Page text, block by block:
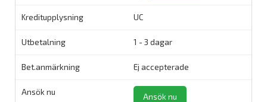
UC
1 - 3 dagar
Ej accepterade
Ansök nu